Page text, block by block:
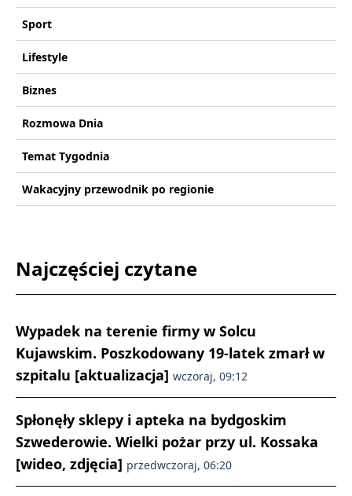
Sport
Lifestyle
Biznes
Rozmowa Dnia
Temat Tygodnia
Wakacyjny przewodnik po regionie
Najczęściej czytane
Wypadek na terenie firmy w Solcu
Kujawskim. Poszkodowany 19-latek zmarł w
szpitalu [aktualizacja] wczoraj, 09:12
Spłonęły sklepy i apteka na bydgoskim
Szwederowie. Wielki pożar przy ul. Kossaka
[wideo, zdjęcia] przedwczoraj, 06:20